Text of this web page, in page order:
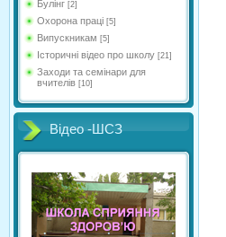
Булінг [2]
Охорона праці [5]
Випускникам [5]
Історичні відео про школу [21]
Заходи та семінари для
вчителів [10]
Відео -ШСЗ